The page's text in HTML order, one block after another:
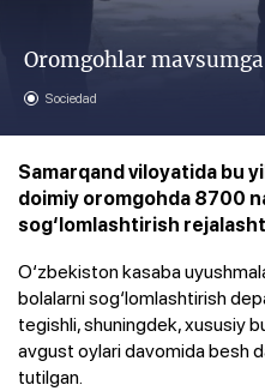
Oromgohlar
Sociedad
Samarqand viloyatida bu
doimiy oromgohda 8700
sog‘lomlashtirish
O‘zbekiston kasaba
bolalarni sog‘lomlashtirish
tegishli, shuningdek, xususiy
avgust oylari davomida besh
tutilgan.